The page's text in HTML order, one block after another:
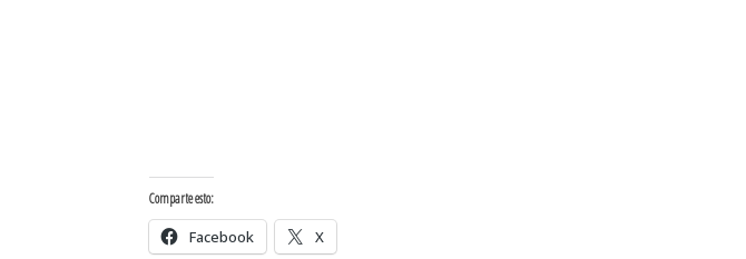
Comparte esto:
Facebook X